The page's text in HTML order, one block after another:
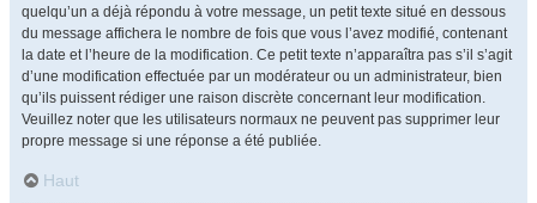
quelqu’un a déjà répondu à votre message, un petit texte situé en dessous
du message affichera le nombre de fois que vous l’avez modifié, contenant
la date et l’heure de la modification. Ce petit texte n’apparaîtra pas s’il s’agit
d’une modification effectuée par un modérateur ou un administrateur, bien
qu’ils puissent rédiger une raison discrète concernant leur modification.
Veuillez noter que les utilisateurs normaux ne peuvent pas supprimer leur
propre message si une réponse a été publiée.
Haut